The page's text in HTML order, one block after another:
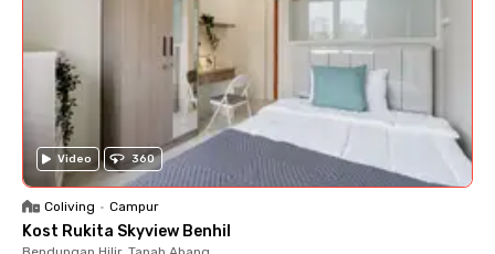
Video 360
Coliving • Campur
Kost Rukita Skyview Benhil